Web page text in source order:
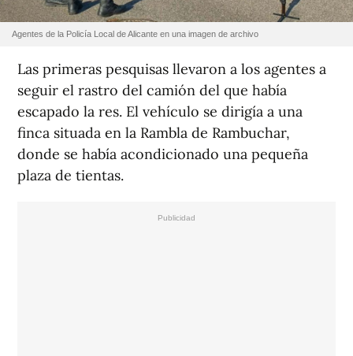
Agentes de la Policía Local de Alicante en una imagen de archivo
Las primeras pesquisas llevaron a los agentes a
seguir el rastro del camión del que había
escapado la res. El vehículo se dirigía a una
finca situada en la Rambla de Rambuchar,
donde se había acondicionado una pequeña
plaza de tientas.